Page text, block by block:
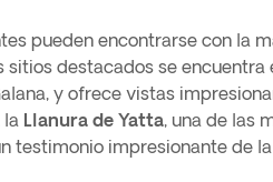
pueden encontrarse con la
sitios destacados se encuentra
y ofrece vistas
la Llanura de Yatta, una de las
testimonio impresionante de